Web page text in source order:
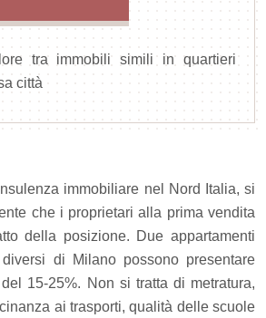
tra immobili simili in quartieri
città
immobiliare nel Nord Italia, si
che i proprietari alla prima vendita
della posizione. Due appartamenti
di Milano possono presentare
15-25%. Non si tratta di metratura,
ai trasporti, qualità delle scuole